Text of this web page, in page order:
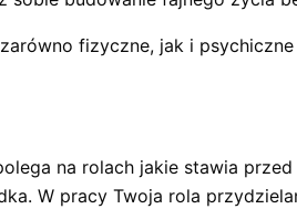
fizyczne, jak i
na rolach jakie stawia
W pracy Twoja rola